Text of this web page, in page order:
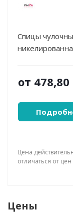
Спицы
от 478,80
Цена
отличаться от
Цены